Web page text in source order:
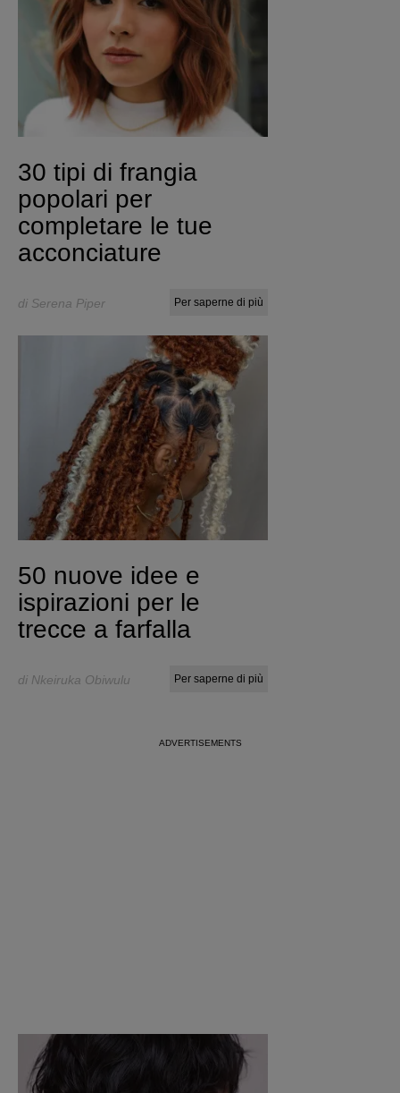
30 tipi di frangia
popolari per
completare le tue
acconciature
di Serena Piper Per saperne di più
50 nuove idee e
ispirazioni per le
trecce a farfalla
di Nkeiruka Obiwulu Per saperne di più